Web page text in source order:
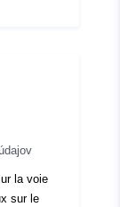
la voie
sur le